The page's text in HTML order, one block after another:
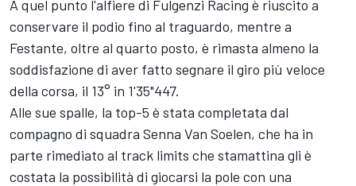
A quel punto l'alfiere di Fulgenzi Racing è riuscito a
conservare il podio fino al traguardo, mentre a
Festante, oltre al quarto posto, è rimasta almeno la
soddisfazione di aver fatto segnare il giro più veloce
della corsa, il 13° in 1'35"447.
Alle sue spalle, la top-5 è stata completata dal
compagno di squadra Senna Van Soelen, che ha in
parte rimediato al track limits che stamattina gli è
costata la possibilità di giocarsi la pole con una